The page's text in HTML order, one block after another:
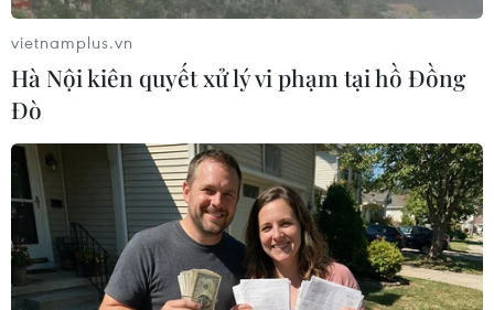
Bridget Jones và người tình trẻ tuổi trong phim mới. (Ảnh từ
phim)
Trong“Tiểu thư Jones: Suy vì anh,”
Bridget Jones
sau khi trở thành góa phụ ở tuổi ngoài 50 đã bắt
đầu hẹn hò với những chàng trai trẻ tuổi hơn.
vietnamplus.vn
Hà Nội kiên quyết xử lý vi phạm tại hồ Đồng
Đò